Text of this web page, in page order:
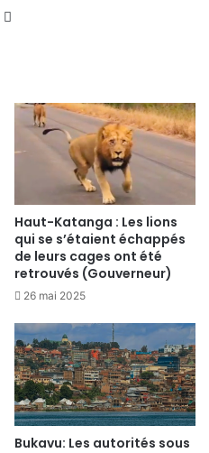
Haut-Katanga : Les lions
qui se s’étaient échappés
de leurs cages ont été
retrouvés (Gouverneur)
26 mai 2025
Bukavu: Les autorités sous